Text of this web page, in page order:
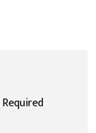
Required